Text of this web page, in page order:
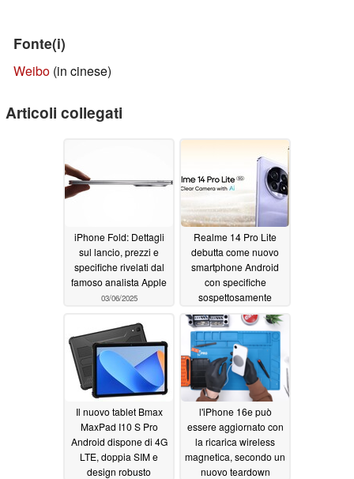
Fonte(i)
Weibo (in cinese)
Articoli collegati
iPhone Fold: Dettagli
sul lancio, prezzi e
specifiche rivelati dal
famoso analista Apple
03/06/2025
Realme 14 Pro Lite
debutta come nuovo
smartphone Android
con specifiche
sospettosamente
familiari
03/05/2025
Il nuovo tablet Bmax
MaxPad I10 S Pro
Android dispone di 4G
LTE, doppia SIM e
design robusto
l'iPhone 16e può
essere aggiornato con
la ricarica wireless
magnetica, secondo un
nuovo teardown